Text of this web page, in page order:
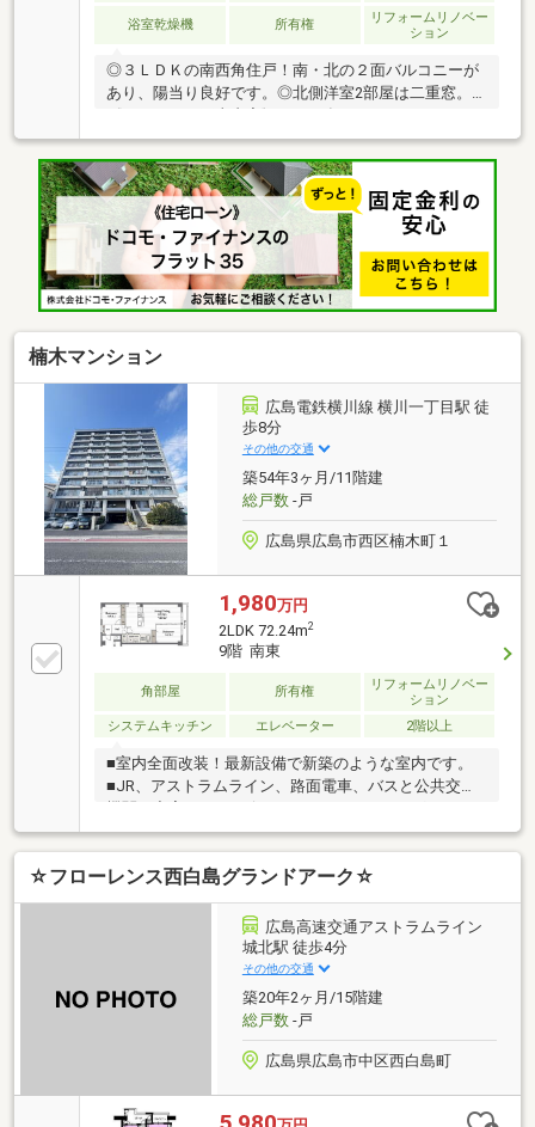
浴室乾燥機 所有権
リフォームリノベー
ション
◎３ＬＤＫの南西角住戸！南・北の２面バルコニーが
あり、陽当り良好です。◎北側洋室2部屋は二重窓。
ニットバス、洗面化粧台、トイレ、電気温水器交換ク
ロス全室張替、ＬＤＫフローリング張替、畳表替え・
2024年11月：洋室フローリング追い張り・2025年11
月：ＬＤＫ、廊下、洋室フローリング追い張り
■JR「横川駅」 徒歩5分■広電「横川駅」 徒歩5分
■「横川3丁目バス停」 徒歩3分■アストラムライン
「城北駅」 徒歩10分■スーパー「フジ三篠店」 徒
歩3分■「セブンイレブン広島三篠1丁目店」 徒歩3分
楠木マンション
広島電鉄横川線 横川一丁目駅 徒
歩8分
その他の交通
築54年3ヶ月/11階建
総戸数-戸
広島県広島市西区楠木町１
1,980万円
2LDK 72.24m2
9階 南東
角部屋 所有権
リフォームリノベー
ション
システムキッチン
エレベーター 2階以上
■室内全面改装！最新設備で新築のような室内です。
■JR、アストラムライン、路面電車、バスと公共交通
も徒歩圏内！■採光、眺望、通風良好です！
☆フローレンス西白島グランドアーク☆
広島高速交通アストラムライン
城北駅 徒歩4分
その他の交通
築20年2ヶ月/15階建
総戸数-戸
広島県広島市中区西白島町